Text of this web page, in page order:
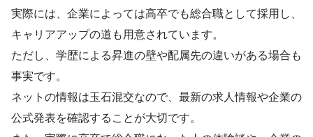
実際には、企業によっては高卒でも総合職として採用し、
キャリアアップの道も用意されています。
ただし、学歴による昇進の壁や配属先の違いがある場合も
事実です。
ネットの情報は玉石混交なので、最新の求人情報や企業の
公式発表を確認することが大切です。